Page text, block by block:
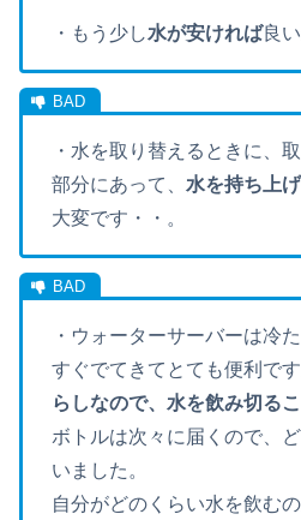
・もう少し水が安ければ良
・水を取り替えるときに、
部分にあって、 水を持ち上
大変です・・。
・ウォーターサーバーは冷
すぐでてきてとても便利で
らしなので、水を飲み切る
ボトルは次々に届くので、
いました。
自分がどのくらい水を飲む